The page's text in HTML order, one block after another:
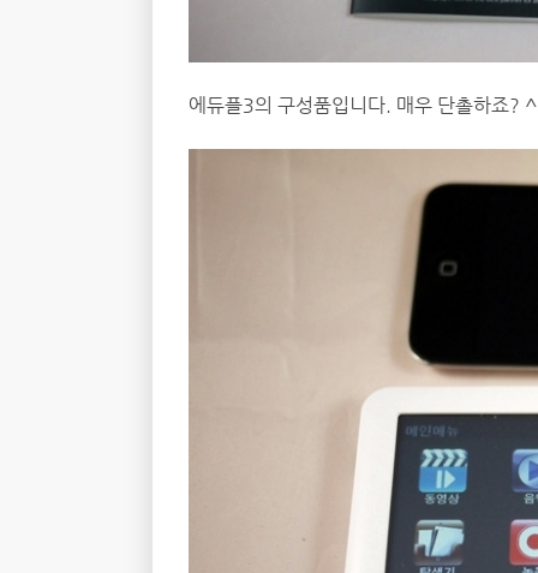
에듀플3의 구성품입니다. 매우 단촐하죠?